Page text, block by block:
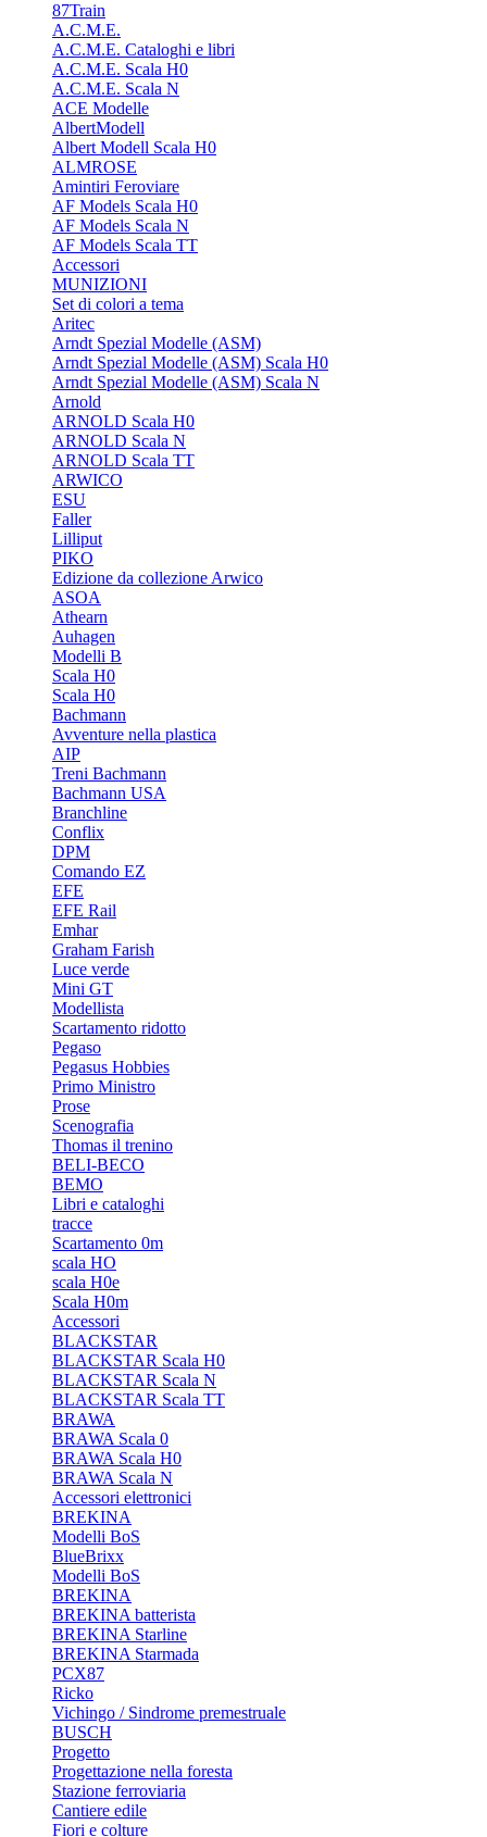
87Train
A.C.M.E.
A.C.M.E. Cataloghi e libri
A.C.M.E. Scala H0
A.C.M.E. Scala N
ACE Modelle
AlbertModell
Albert Modell Scala H0
ALMROSE
Amintiri Feroviare
AF Models Scala H0
AF Models Scala N
AF Models Scala TT
Accessori
MUNIZIONI
Set di colori a tema
Aritec
Arndt Spezial Modelle (ASM)
Arndt Spezial Modelle (ASM) Scala H0
Arndt Spezial Modelle (ASM) Scala N
Arnold
ARNOLD Scala H0
ARNOLD Scala N
ARNOLD Scala TT
ARWICO
ESU
Faller
Lilliput
PIKO
Edizione da collezione Arwico
ASOA
Athearn
Auhagen
Modelli B
Scala H0
Scala H0
Bachmann
Avventure nella plastica
AIP
Treni Bachmann
Bachmann USA
Branchline
Conflix
DPM
Comando EZ
EFE
EFE Rail
Emhar
Graham Farish
Luce verde
Mini GT
Modellista
Scartamento ridotto
Pegaso
Pegasus Hobbies
Primo Ministro
Prose
Scenografia
Thomas il trenino
BELI-BECO
BEMO
Libri e cataloghi
tracce
Scartamento 0m
scala HO
scala H0e
Scala H0m
Accessori
BLACKSTAR
BLACKSTAR Scala H0
BLACKSTAR Scala N
BLACKSTAR Scala TT
BRAWA
BRAWA Scala 0
BRAWA Scala H0
BRAWA Scala N
Accessori elettronici
BREKINA
Modelli BoS
BlueBrixx
Modelli BoS
BREKINA
BREKINA batterista
BREKINA Starline
BREKINA Starmada
PCX87
Ricko
Vichingo / Sindrome premestruale
BUSCH
Progetto
Progettazione nella foresta
Stazione ferroviaria
Cantiere edile
Fiori e colture